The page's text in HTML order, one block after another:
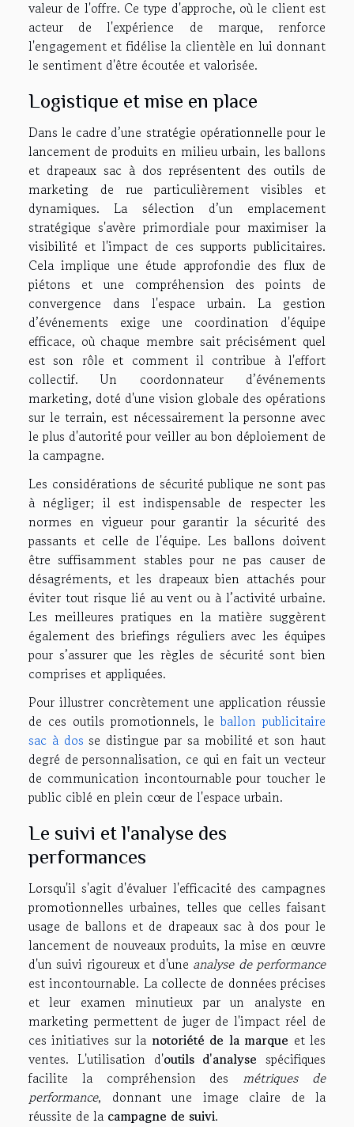
valeur de l'offre. Ce type d'approche, où le client est
acteur de l'expérience de marque, renforce
l'engagement et fidélise la clientèle en lui donnant
le sentiment d'être écoutée et valorisée.
Logistique et mise en place
Dans le cadre d’une stratégie opérationnelle pour le
lancement de produits en milieu urbain, les ballons
et drapeaux sac à dos représentent des outils de
marketing de rue particulièrement visibles et
dynamiques. La sélection d’un emplacement
stratégique s'avère primordiale pour maximiser la
visibilité et l'impact de ces supports publicitaires.
Cela implique une étude approfondie des flux de
piétons et une compréhension des points de
convergence dans l'espace urbain. La gestion
d’événements exige une coordination d'équipe
efficace, où chaque membre sait précisément quel
est son rôle et comment il contribue à l'effort
collectif. Un coordonnateur d’événements
marketing, doté d'une vision globale des opérations
sur le terrain, est nécessairement la personne avec
le plus d'autorité pour veiller au bon déploiement de
la campagne.
Les considérations de sécurité publique ne sont pas
à négliger; il est indispensable de respecter les
normes en vigueur pour garantir la sécurité des
passants et celle de l'équipe. Les ballons doivent
être suffisamment stables pour ne pas causer de
désagréments, et les drapeaux bien attachés pour
éviter tout risque lié au vent ou à l’activité urbaine.
Les meilleures pratiques en la matière suggèrent
également des briefings réguliers avec les équipes
pour s’assurer que les règles de sécurité sont bien
comprises et appliquées.
Pour illustrer concrètement une application réussie
de ces outils promotionnels, leballon publicitaire
sac à dos se distingue par sa mobilité et son haut
degré de personnalisation, ce qui en fait un vecteur
de communication incontournable pour toucher le
public ciblé en plein cœur de l'espace urbain.
Le suivi et l'analyse des
performances
Lorsqu'il s'agit d'évaluer l'efficacité des campagnes
promotionnelles urbaines, telles que celles faisant
usage de ballons et de drapeaux sac à dos pour le
lancement de nouveaux produits, la mise en œuvre
d'un suivi rigoureux et d'une analyse de performance
est incontournable. La collecte de données précises
et leur examen minutieux par un analyste en
marketing permettent de juger de l'impact réel de
ces initiatives sur la notoriété de la marque et les
ventes. L'utilisation d'outils d'analyse spécifiques
facilite la compréhension des métriques de
performance, donnant une image claire de la
réussite de la campagne de suivi.